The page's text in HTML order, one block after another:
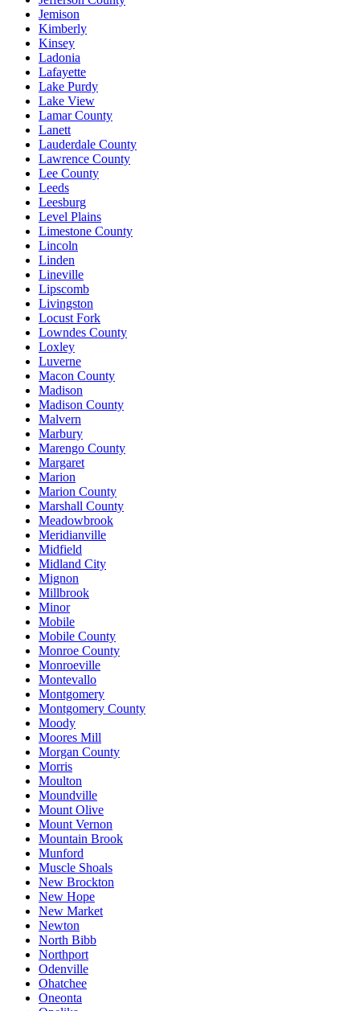
Jemison
Kimberly
Kinsey
Ladonia
Lafayette
Lake Purdy
Lake View
Lamar County
Lanett
Lauderdale County
Lawrence County
Lee County
Leeds
Leesburg
Level Plains
Limestone County
Lincoln
Linden
Lineville
Lipscomb
Livingston
Locust Fork
Lowndes County
Loxley
Luverne
Macon County
Madison
Madison County
Malvern
Marbury
Marengo County
Margaret
Marion
Marion County
Marshall County
Meadowbrook
Meridianville
Midfield
Midland City
Mignon
Millbrook
Minor
Mobile
Mobile County
Monroe County
Monroeville
Montevallo
Montgomery
Montgomery County
Moody
Moores Mill
Morgan County
Morris
Moulton
Moundville
Mount Olive
Mount Vernon
Mountain Brook
Munford
Muscle Shoals
New Brockton
New Hope
New Market
Newton
North Bibb
Northport
Odenville
Ohatchee
Oneonta